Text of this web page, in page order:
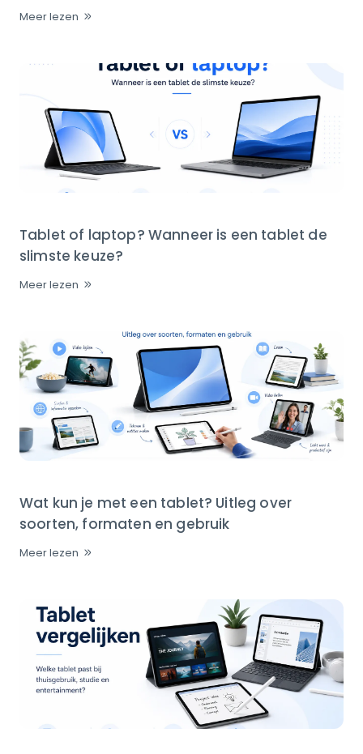
Meer lezen
Tablet of laptop? Wanneer is een tablet de
slimste keuze?
Meer lezen
Wat kun je met een tablet? Uitleg over
soorten, formaten en gebruik
Meer lezen